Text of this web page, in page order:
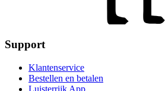
Support
Klantenservice
Bestellen en betalen
Luisterrijk App